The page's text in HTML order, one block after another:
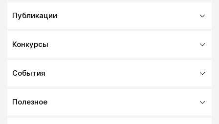
Публикации
Конкурсы
События
Полезное